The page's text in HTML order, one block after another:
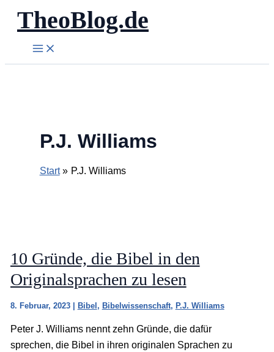
Zum
Inhalt
springen
TheoBlog.de
P.J. Williams
Start P.J. Williams
10 Gründe, die Bibel in den
Originalsprachen zu lesen
8. Februar, 2023 | Bibel, Bibelwissenschaft, P.J. Williams
Peter J. Williams nennt zehn Gründe, die dafür
sprechen, die Bibel in ihren originalen Sprachen zu